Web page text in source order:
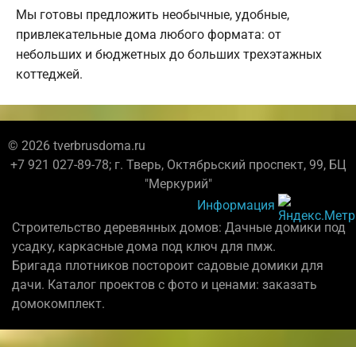
Мы готовы предложить необычные, удобные,
привлекательные дома любого формата: от
небольших и бюджетных до больших трехэтажных
коттеджей.
© 2026 tverbrusdoma.ru
+7 921 027-89-78; г. Тверь, Октябрьский проспект, 99, БЦ
"Меркурий"
Информация
Строительство деревянных домов: Дачные домики под
усадку, каркасные дома под ключ для пмж.
Бригада плотников постороит садовые домики для
дачи. Каталог проектов с фото и ценами: заказать
домокомплект.